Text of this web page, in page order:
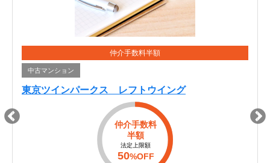
仲介手数料半額
中古マンション
東京ツインパークス レフトウイング
仲介手数料
半額
法定上限額
50%OFF